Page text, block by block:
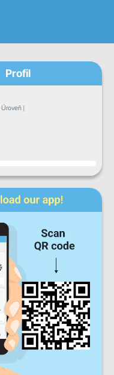
Profil
Úroveň |
Pokrok
St Čt
So Ne